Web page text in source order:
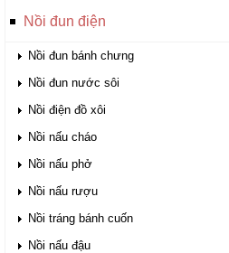
Nồi đun điện
Nồi đun bánh chưng
Nồi đun nước sôi
Nồi điện đồ xôi
Nồi nấu cháo
Nồi nấu phở
Nồi nấu rượu
Nồi tráng bánh cuốn
Nồi nấu đậu